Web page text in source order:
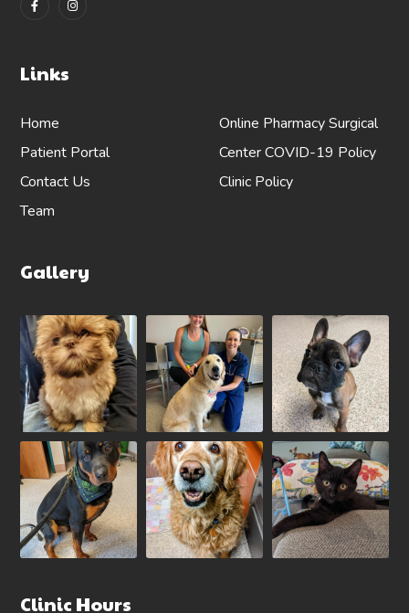
Links
Home
Patient Portal
Contact Us
Team
Online PharmacySurgical
CenterCOVID-19 Policy
Clinic Policy
Gallery
Clinic Hours